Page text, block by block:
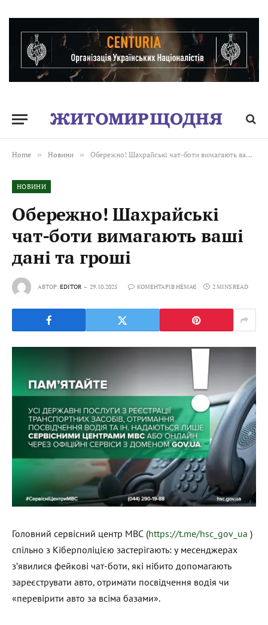
Home » Новини » Обережно! Шахрайські чат-боти вимагають ваші дані та гроші
НОВИНИ
Обережно! Шахрайські
чат-боти вимагають ваші
дані та гроші
АВТОР:EDITOR 29.10.2025 КОМЕНТАРІВ НЕМАЄ 2 MINS READ
Головний сервісний центр МВС (https://t.me/hsc_gov_ua )
спільно з Кіберполіцією застерігають: у месенджерах
з’явилися фейкові чат-боти, які нібито допомагають
зареєструвати авто, отримати посвідчення водія чи
«перевірити авто за всіма базами».